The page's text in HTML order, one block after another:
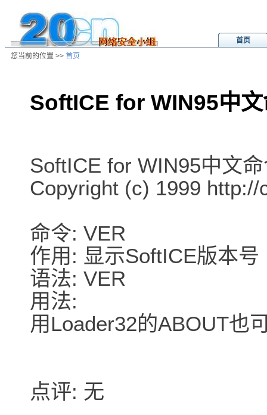
首页
您当前的位置 >> 首页
SoftICE for WIN95中
SoftICE for WIN95中文
Copyright (c) 1999
命令: VER
作用: 显示SoftICE版本号
语法: VER
用法:
用Loader32的ABOUT也
点评: 无